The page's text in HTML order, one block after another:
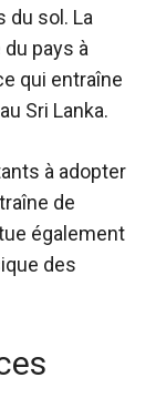
du sol. La
pays à
qui entraîne
Sri Lanka.
à adopter
de
également
des